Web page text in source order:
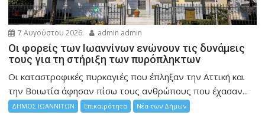
7 Αυγούστου 2026 admin admin
Οι φορείς των Ιωαννίνων ενώνουν τις δυνάμεις
τους για τη στήριξη των πυρόπληκτων
Οι καταστροφικές πυρκαγιές που έπληξαν την Αττική και
την Bοιωτία άφησαν πίσω τους ανθρώπους που έχασαν...
ΔΗΜΟΣ ΙΩΑΝΝΙΤΩΝ Επικαιρότητα Νέα των Δήμων